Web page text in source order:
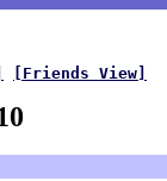
[Friends View]